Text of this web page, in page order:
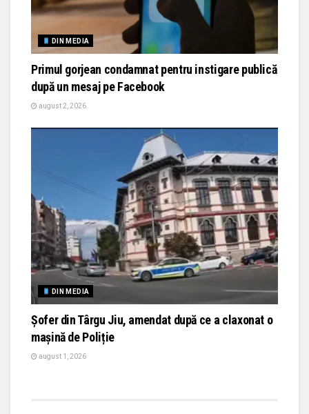
DIN MEDIA
Primul gorjean condamnat pentru instigare publică
după un mesaj pe Facebook
august 2, 2026
DIN MEDIA
Șofer din Târgu Jiu, amendat după ce a claxonat o
mașină de Poliție
august 1, 2026